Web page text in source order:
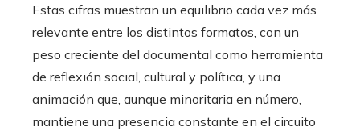
Estas cifras muestran un equilibrio cada vez más
relevante entre los distintos formatos, con un
peso creciente del documental como herramienta
de reflexión social, cultural y política, y una
animación que, aunque minoritaria en número,
mantiene una presencia constante en el circuito